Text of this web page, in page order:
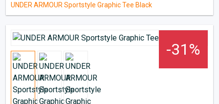
UNDER ARMOUR Sportstyle Graphic Tee Black
-31%